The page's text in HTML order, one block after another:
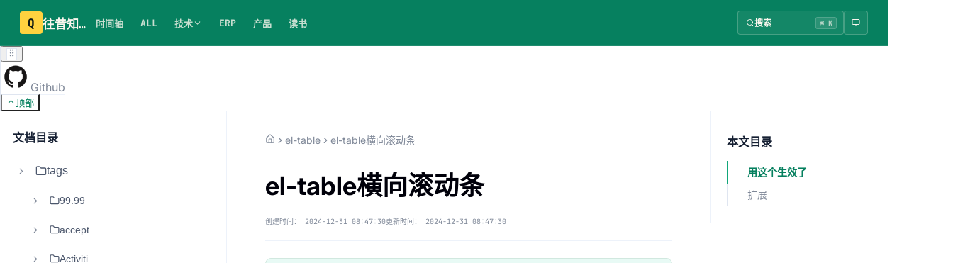
Q 往昔知识库 时间轴 ALL 技术 ERP 产品 读书 搜索 ⌘ K
Github
顶部
文档目录
tags
99.99
accept
Activiti
el-table el-table横向滚动条
el-table横向滚动条
创建时间： 2024-12-31 08:47:30更新时间： 2024-12-31 08:47:30
本文目录
用这个生效了
扩展